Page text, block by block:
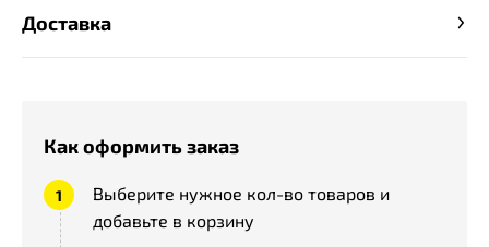
Как оформить заказ
Выберите нужное кол-во товаров и
добавьте в корзину
Доставка